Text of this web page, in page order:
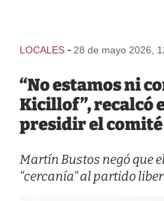
LOCALES - 28 de mayo 2026,
“No estamos ni
Kicillof”, recalcó
presidir el
Martín Bustos negó que
“cercanía” al partido